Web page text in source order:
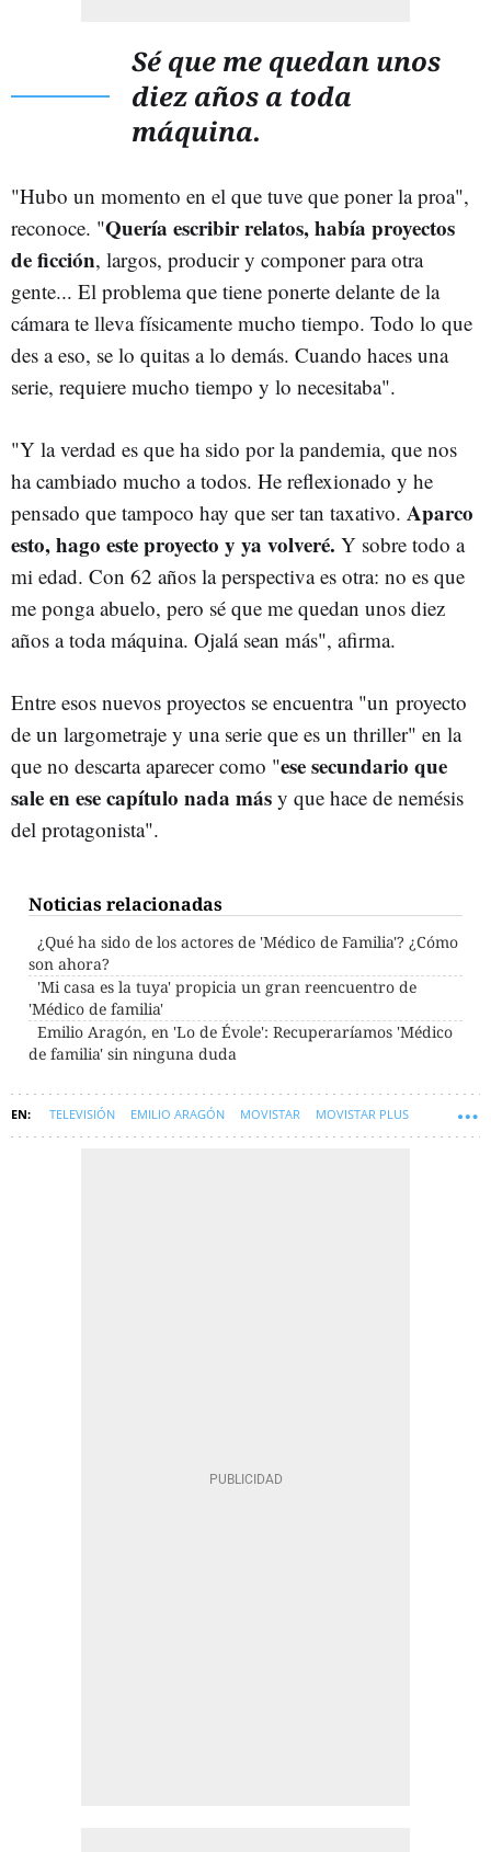
Sé que me quedan unos
diez años a toda
máquina.
"Hubo un momento en el que tuve que poner la proa",
reconoce. "Quería escribir relatos, había proyectos
de ficción, largos, producir y componer para otra
gente... El problema que tiene ponerte delante de la
cámara te lleva físicamente mucho tiempo. Todo lo que
des a eso, se lo quitas a lo demás. Cuando haces una
serie, requiere mucho tiempo y lo necesitaba".
"Y la verdad es que ha sido por la pandemia, que nos
ha cambiado mucho a todos. He reflexionado y he
pensado que tampoco hay que ser tan taxativo. Aparco
esto, hago este proyecto y ya volveré. Y sobre todo a
mi edad. Con 62 años la perspectiva es otra: no es que
me ponga abuelo, pero sé que me quedan unos diez
años a toda máquina. Ojalá sean más", afirma.
Entre esos nuevos proyectos se encuentra "un proyecto
de un largometraje y una serie que es un thriller" en la
que no descarta aparecer como "ese secundario que
sale en ese capítulo nada más y que hace de nemésis
del protagonista".
Noticias relacionadas
¿Qué ha sido de los actores de 'Médico de Familia'? ¿Cómo
son ahora?
'Mi casa es la tuya' propicia un gran reencuentro de
'Médico de familia'
Emilio Aragón, en 'Lo de Évole': Recuperaríamos 'Médico
de familia' sin ninguna duda
TELEVISIÓN EMILIO ARAGÓN MOVISTAR MOVISTAR PLUS